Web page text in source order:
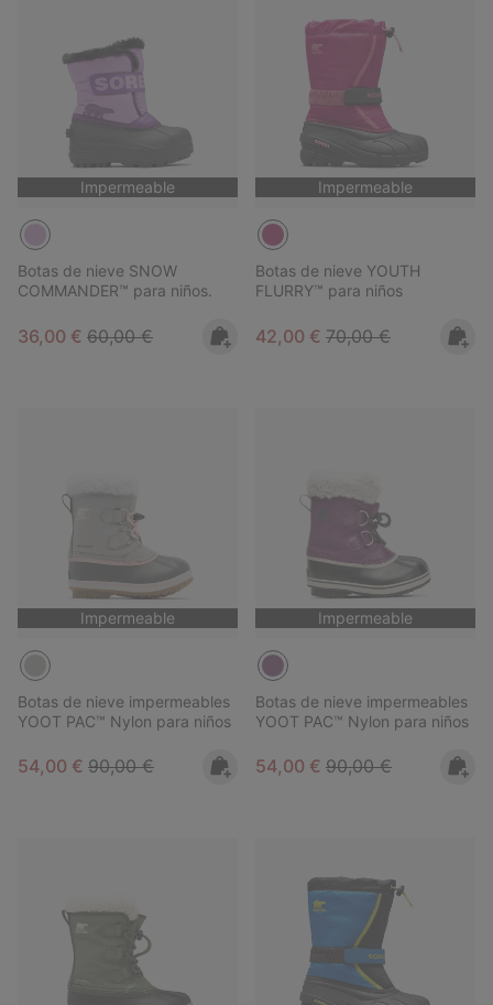
Impermeable
Botas de nieve SNOW
COMMANDER™ para niños.
Sale price:
36,00 € Regular price:
60,00 €
Impermeable
Botas de nieve YOUTH
FLURRY™ para niños
Sale price:
42,00 € Regular price:
70,00 €
Impermeable
Botas de nieve impermeables
YOOT PAC™ Nylon para niños
Sale price:
54,00 € Regular price:
90,00 €
Impermeable
Botas de nieve impermeables
YOOT PAC™ Nylon para niños
Sale price:
54,00 € Regular price:
90,00 €